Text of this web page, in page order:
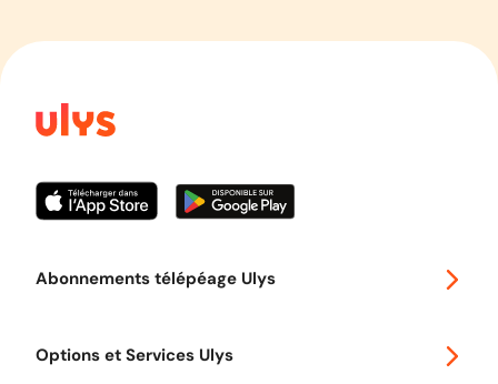
Abonnements télépéage Ulys
Options et Services Ulys